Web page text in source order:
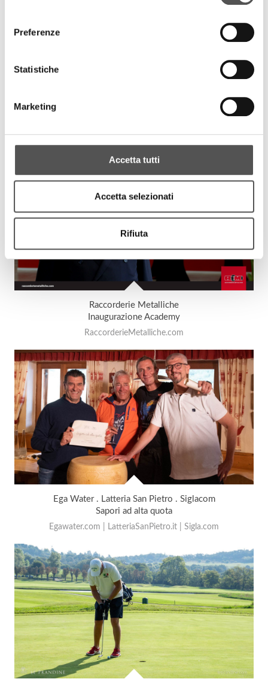
Preferenze
Statistiche
Marketing
Accetta tutti
Accetta selezionati
Rifiuta
EVENTS
Raccorderie Metalliche
Inaugurazione Academy
RaccorderieMetalliche.com
Ega Water . Latteria San Pietro . Siglacom
Sapori ad alta quota
Egawater.com | LatteriaSanPietro.it | Sigla.com